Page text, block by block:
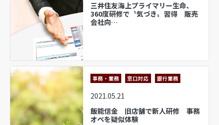
三井住友海上プライマリー生命、
360度研修で〝気づき〟習得 販売
会社向…
事務・業務 窓口対応 銀行業務
2021.05.21
飯能信金 旧店舗で新人研修 事務
オペを疑似体験